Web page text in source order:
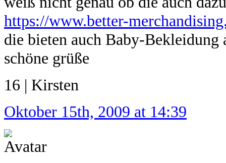
https://www.better-
die bieten auch Baby-
schöne grüße
16 | Kirsten
Oktober 15th, 2009 at 14:39